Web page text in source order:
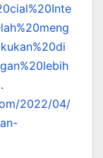
.
2022/04/